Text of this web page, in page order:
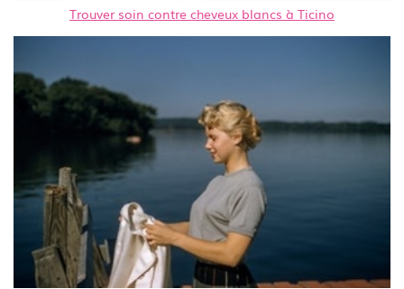
Trouver soin contre cheveux blancs à Ticino